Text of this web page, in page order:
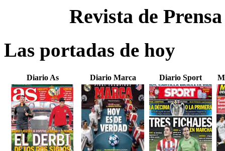
Revista de
Las portadas de hoy
Diario As Diario Marca Diario Sport